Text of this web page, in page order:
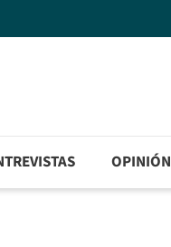
OPINIÓN